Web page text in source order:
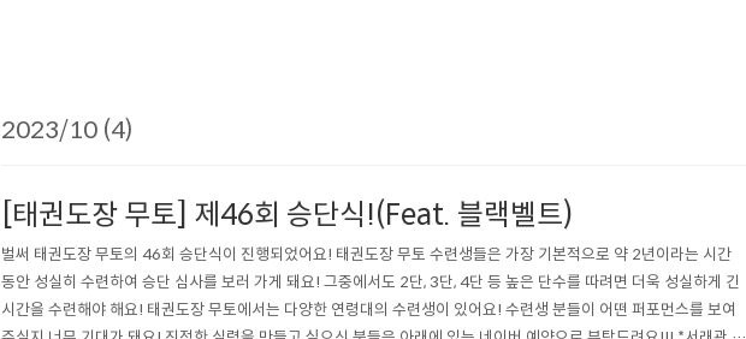
2023/10 (4)
[태권도장 무토] 제46회 승단식!(Feat. 블랙벨트)
벌써 태권도장 무토의 46회 승단식이 진행되었어요! 태권도장 무토 수련생들은 가장 기본적으로 약 2년이라는 시간
동안 성실히 수련하여 승단 심사를 보러 가게 돼요! 그중에서도 2단, 3단, 4단 등 높은 단수를 따려면 더욱 성실하게 긴
시간을 수련해야 해요! 태권도장 무토에서는 다양한 연령대의 수련생이 있어요! 수련생 분들이 어떤 퍼포먼스를 보여